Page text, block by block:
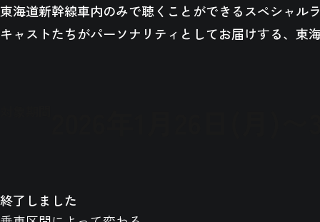
東海道新幹線車内のみで聴くことができるスペシャル
キャストたちがパーソナリティとしてお届けする、東
終了しました